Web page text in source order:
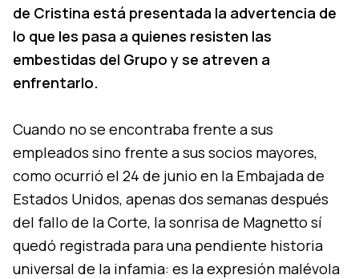
de Cristina está presentada la advertencia de
lo que les pasa a quienes resisten las
embestidas del Grupo y se atreven a
enfrentarlo.
Cuando no se encontraba frente a sus
empleados sino frente a sus socios mayores,
como ocurrió el 24 de junio en la Embajada de
Estados Unidos, apenas dos semanas después
del fallo de la Corte, la sonrisa de Magnetto sí
quedó registrada para una pendiente historia
universal de la infamia: es la expresión malévola